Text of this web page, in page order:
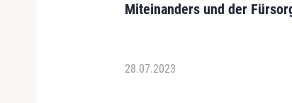
Miteinanders und der
28.07.2023